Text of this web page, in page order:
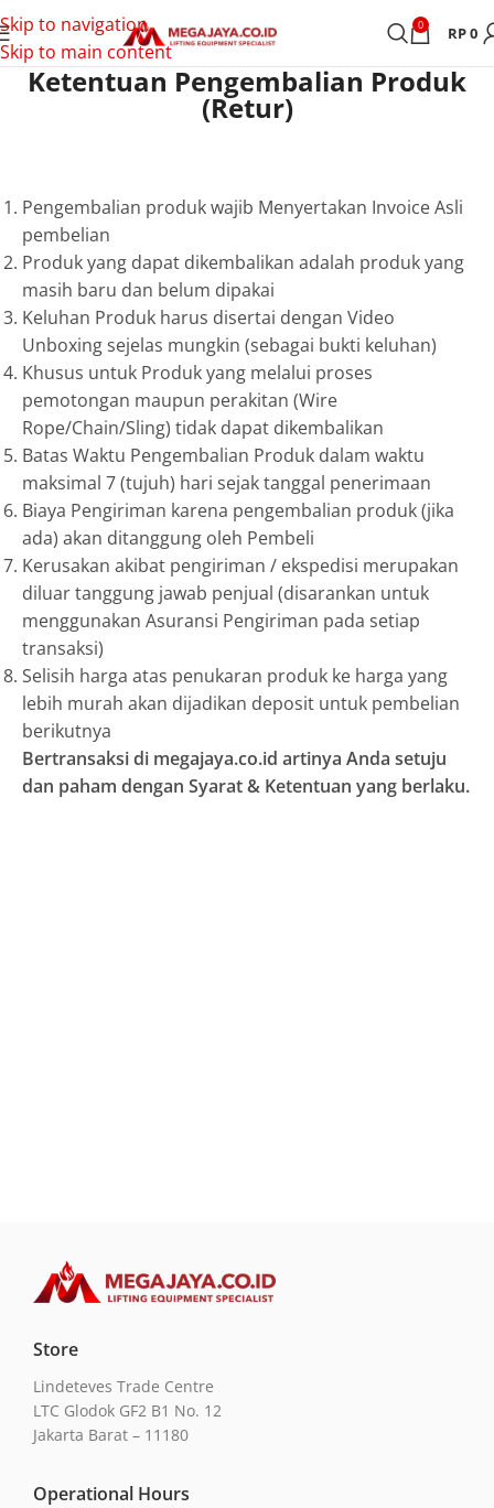
Skip to navigation
Skip to main content
0 RP0
Ketentuan Pengembalian Produk
(Retur)
Pengembalian produk wajib Menyertakan Invoice Asli
pembelian
Produk yang dapat dikembalikan adalah produk yang
masih baru dan belum dipakai
Keluhan Produk harus disertai dengan Video
Unboxing sejelas mungkin (sebagai bukti keluhan)
Khusus untuk Produk yang melalui proses
pemotongan maupun perakitan (Wire
Rope/Chain/Sling) tidak dapat dikembalikan
Batas Waktu Pengembalian Produk dalam waktu
maksimal 7 (tujuh) hari sejak tanggal penerimaan
Biaya Pengiriman karena pengembalian produk (jika
ada) akan ditanggung oleh Pembeli
Kerusakan akibat pengiriman / ekspedisi merupakan
diluar tanggung jawab penjual (disarankan untuk
menggunakan Asuransi Pengiriman pada setiap
transaksi)
Selisih harga atas penukaran produk ke harga yang
lebih murah akan dijadikan deposit untuk pembelian
berikutnya
Bertransaksi di megajaya.co.id artinya Anda setuju
dan paham dengan Syarat & Ketentuan yang berlaku.
Store
Lindeteves Trade Centre
LTC Glodok GF2 B1 No. 12
Jakarta Barat – 11180
Operational Hours